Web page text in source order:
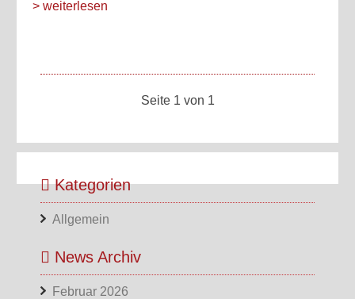
> weiterlesen
Seite 1 von 1
Kategorien
Allgemein
News Archiv
Februar 2026